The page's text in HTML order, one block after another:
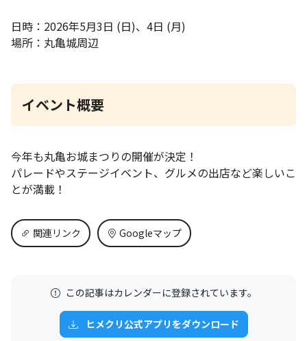
日時：2026年5月3日 (日)、4日 (月)
場所：丸亀城周辺
イベント概要
今年も丸亀お城まつりの開催が決定！
パレードやステージイベント、グルメの出店など楽しいこ
とが満載！
関連リンク Googleマップ
この記事はカレンダーに登録されています。
ヒメクリ公式アプリをダウンロード